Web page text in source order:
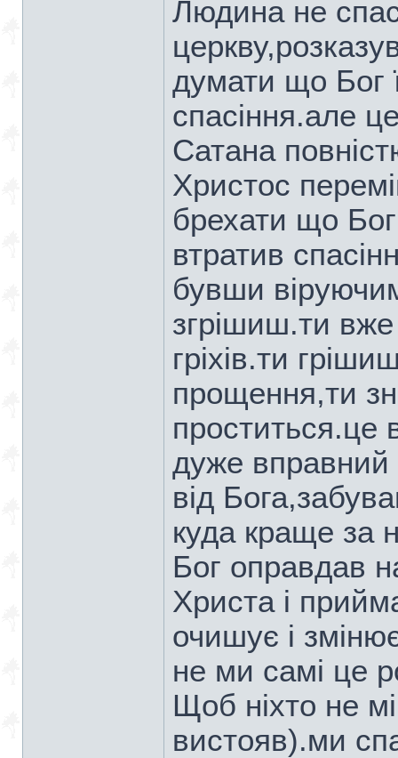
Людина не
думати що Бог
спасіння.але
Сатана
Христос
брехати що
втратив
бувши
згрішиш.ти вже
гріхів.ти
прощення,ти
проститься.це
дуже
від
куда краще за
Бог оправдав
Христа і
очишує і
не ми самі це
Щоб ніхто не
вистояв).ми